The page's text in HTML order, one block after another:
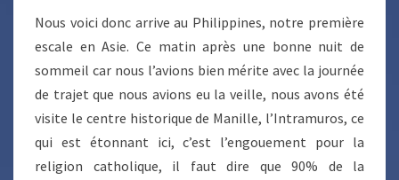
Nous voici donc arrive au Philippines, notre première
escale en Asie. Ce matin après une bonne nuit de
sommeil car nous l’avions bien mérite avec la journée
de trajet que nous avions eu la veille, nous avons été
visite le centre historique de Manille, l’Intramuros, ce
qui est étonnant ici, c’est l’engouement pour la
religion catholique, il faut dire que 90% de la